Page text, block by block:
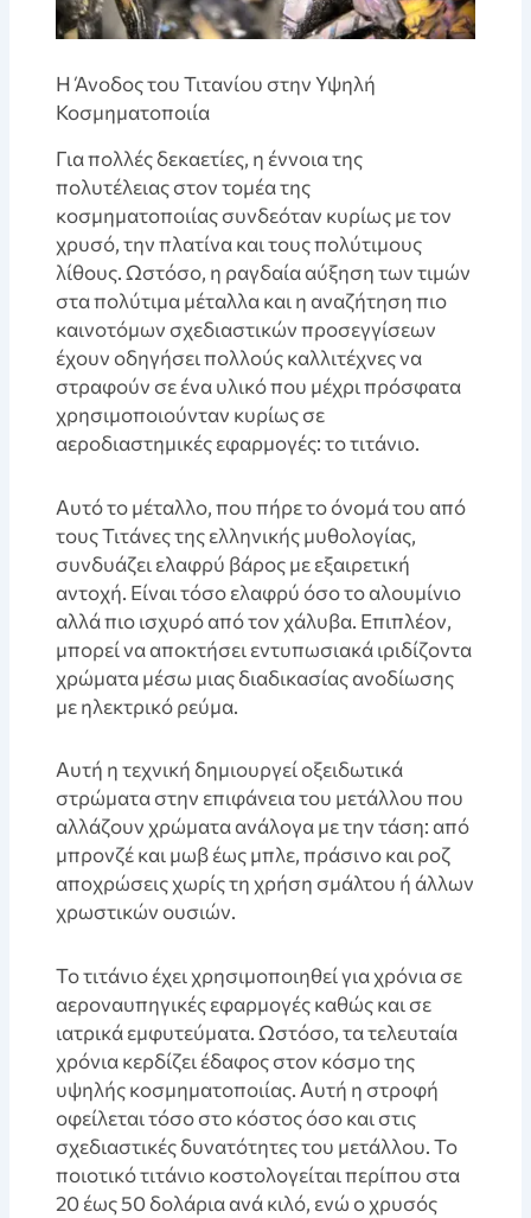
Η Άνοδος του Τιτανίου στην Υψηλή
Κοσμηματοποιία
Για πολλές δεκαετίες, η έννοια της
πολυτέλειας στον τομέα της
κοσμηματοποιίας συνδεόταν κυρίως με τον
χρυσό, την πλατίνα και τους πολύτιμους
λίθους. Ωστόσο, η ραγδαία αύξηση των τιμών
στα πολύτιμα μέταλλα και η αναζήτηση πιο
καινοτόμων σχεδιαστικών προσεγγίσεων
έχουν οδηγήσει πολλούς καλλιτέχνες να
στραφούν σε ένα υλικό που μέχρι πρόσφατα
χρησιμοποιούνταν κυρίως σε
αεροδιαστημικές εφαρμογές: το τιτάνιο.
Αυτό το μέταλλο, που πήρε το όνομά του από
τους Τιτάνες της ελληνικής μυθολογίας,
συνδυάζει ελαφρύ βάρος με εξαιρετική
αντοχή. Είναι τόσο ελαφρύ όσο το αλουμίνιο
αλλά πιο ισχυρό από τον χάλυβα. Επιπλέον,
μπορεί να αποκτήσει εντυπωσιακά ιριδίζοντα
χρώματα μέσω μιας διαδικασίας ανοδίωσης
με ηλεκτρικό ρεύμα.
Αυτή η τεχνική δημιουργεί οξειδωτικά
στρώματα στην επιφάνεια του μετάλλου που
αλλάζουν χρώματα ανάλογα με την τάση: από
μπρονζέ και μωβ έως μπλε, πράσινο και ροζ
αποχρώσεις χωρίς τη χρήση σμάλτου ή άλλων
χρωστικών ουσιών.
Το τιτάνιο έχει χρησιμοποιηθεί για χρόνια σε
αεροναυπηγικές εφαρμογές καθώς και σε
ιατρικά εμφυτεύματα. Ωστόσο, τα τελευταία
χρόνια κερδίζει έδαφος στον κόσμο της
υψηλής κοσμηματοποιίας. Αυτή η στροφή
οφείλεται τόσο στο κόστος όσο και στις
σχεδιαστικές δυνατότητες του μετάλλου. Το
ποιοτικό τιτάνιο κοστολογείται περίπου στα
20 έως 50 δολάρια ανά κιλό, ενώ ο χρυσός